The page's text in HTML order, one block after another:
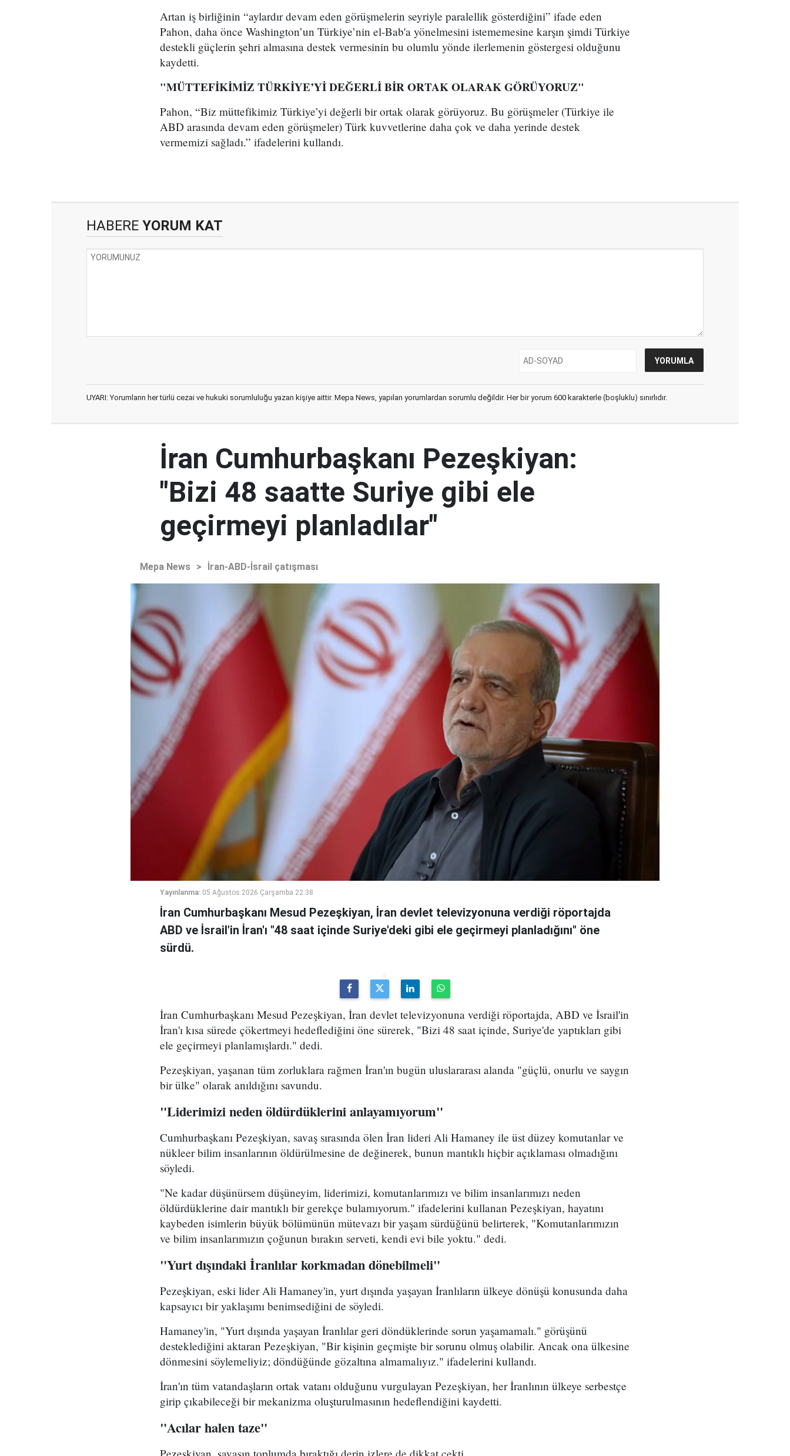
Artan iş birliğinin “aylardır devam eden görüşmelerin seyriyle paralellik gösterdiğini” ifade eden
Pahon, daha önce Washington’un Türkiye’nin el-Bab'a yönelmesini istememesine karşın şimdi Türkiye
destekli güçlerin şehri almasına destek vermesinin bu olumlu yönde ilerlemenin göstergesi olduğunu
kaydetti.
"MÜTTEFİKİMİZ TÜRKİYE’Yİ DEĞERLİ BİR ORTAK OLARAK GÖRÜYORUZ"
Pahon, “Biz müttefikimiz Türkiye’yi değerli bir ortak olarak görüyoruz. Bu görüşmeler (Türkiye ile
ABD arasında devam eden görüşmeler) Türk kuvvetlerine daha çok ve daha yerinde destek
vermemizi sağladı.” ifadelerini kullandı.
HABERE YORUM KAT
UYARI: Yorumların her türlü cezai ve hukuki sorumluluğu yazan kişiye aittir. Mepa News, yapılan yorumlardan sorumlu değildir. Her bir yorum 600 karakterle (boşluklu) sınırlıdır.
İran Cumhurbaşkanı Pezeşkiyan:
"Bizi 48 saatte Suriye gibi ele
geçirmeyi planladılar"
Mepa News > İran-ABD-İsrail çatışması
Yayınlanma: 05 Ağustos 2026 Çarşamba 22:38
İran Cumhurbaşkanı Mesud Pezeşkiyan, İran devlet televizyonuna verdiği röportajda
ABD ve İsrail'in İran'ı "48 saat içinde Suriye'deki gibi ele geçirmeyi planladığını" öne
sürdü.
İran Cumhurbaşkanı Mesud Pezeşkiyan, İran devlet televizyonuna verdiği röportajda, ABD ve İsrail'in
İran'ı kısa sürede çökertmeyi hedeflediğini öne sürerek, "Bizi 48 saat içinde, Suriye'de yaptıkları gibi
ele geçirmeyi planlamışlardı." dedi.
Pezeşkiyan, yaşanan tüm zorluklara rağmen İran'ın bugün uluslararası alanda "güçlü, onurlu ve saygın
bir ülke" olarak anıldığını savundu.
"Liderimizi neden öldürdüklerini anlayamıyorum"
Cumhurbaşkanı Pezeşkiyan, savaş sırasında ölen İran lideri Ali Hamaney ile üst düzey komutanlar ve
nükleer bilim insanlarının öldürülmesine de değinerek, bunun mantıklı hiçbir açıklaması olmadığını
söyledi.
"Ne kadar düşünürsem düşüneyim, liderimizi, komutanlarımızı ve bilim insanlarımızı neden
öldürdüklerine dair mantıklı bir gerekçe bulamıyorum." ifadelerini kullanan Pezeşkiyan, hayatını
kaybeden isimlerin büyük bölümünün mütevazı bir yaşam sürdüğünü belirterek, "Komutanlarımızın
ve bilim insanlarımızın çoğunun bırakın serveti, kendi evi bile yoktu." dedi.
"Yurt dışındaki İranlılar korkmadan dönebilmeli"
Pezeşkiyan, eski lider Ali Hamaney'in, yurt dışında yaşayan İranlıların ülkeye dönüşü konusunda daha
kapsayıcı bir yaklaşımı benimsediğini de söyledi.
Hamaney'in, "Yurt dışında yaşayan İranlılar geri döndüklerinde sorun yaşamamalı." görüşünü
desteklediğini aktaran Pezeşkiyan, "Bir kişinin geçmişte bir sorunu olmuş olabilir. Ancak ona ülkesine
dönmesini söylemeliyiz; döndüğünde gözaltına almamalıyız." ifadelerini kullandı.
İran'ın tüm vatandaşların ortak vatanı olduğunu vurgulayan Pezeşkiyan, her İranlının ülkeye serbestçe
girip çıkabileceği bir mekanizma oluşturulmasının hedeflendiğini kaydetti.
"Acılar halen taze"
Pezeşkiyan, savaşın toplumda bıraktığı derin izlere de dikkat çekti.